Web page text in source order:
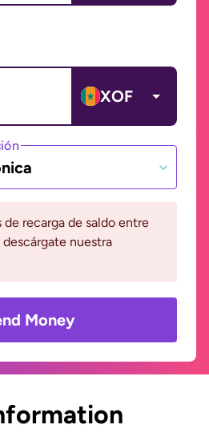
XOF
de recarga de saldo entre
descárgate nuestra
Money